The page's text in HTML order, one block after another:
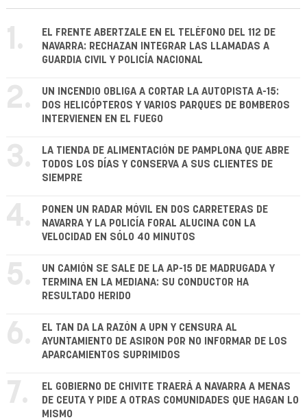
1.
EL FRENTE ABERTZALE EN EL TELÉFONO DEL 112 DE
NAVARRA: RECHAZAN INTEGRAR LAS LLAMADAS A
GUARDIA CIVIL Y POLICÍA NACIONAL
2.
UN INCENDIO OBLIGA A CORTAR LA AUTOPISTA A-15:
DOS HELICÓPTEROS Y VARIOS PARQUES DE BOMBEROS
INTERVIENEN EN EL FUEGO
3.
LA TIENDA DE ALIMENTACIÓN DE PAMPLONA QUE ABRE
TODOS LOS DÍAS Y CONSERVA A SUS CLIENTES DE
SIEMPRE
4.
PONEN UN RADAR MÓVIL EN DOS CARRETERAS DE
NAVARRA Y LA POLICÍA FORAL ALUCINA CON LA
VELOCIDAD EN SÓLO 40 MINUTOS
5.
UN CAMIÓN SE SALE DE LA AP-15 DE MADRUGADA Y
TERMINA EN LA MEDIANA: SU CONDUCTOR HA
RESULTADO HERIDO
6.
EL TAN DA LA RAZÓN A UPN Y CENSURA AL
AYUNTAMIENTO DE ASIRON POR NO INFORMAR DE LOS
APARCAMIENTOS SUPRIMIDOS
7.
EL GOBIERNO DE CHIVITE TRAERÁ A NAVARRA A MENAS
DE CEUTA Y PIDE A OTRAS COMUNIDADES QUE HAGAN LO
MISMO